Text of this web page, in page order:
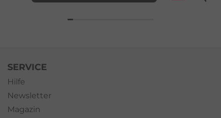
SERVICE
Hilfe
Newsletter
Magazin